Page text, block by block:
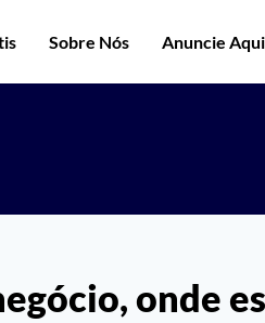
Sobre Nós Anuncie Aqui
onde